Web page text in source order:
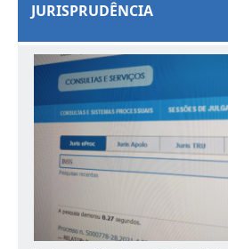
JURISPRUDÊNCIA